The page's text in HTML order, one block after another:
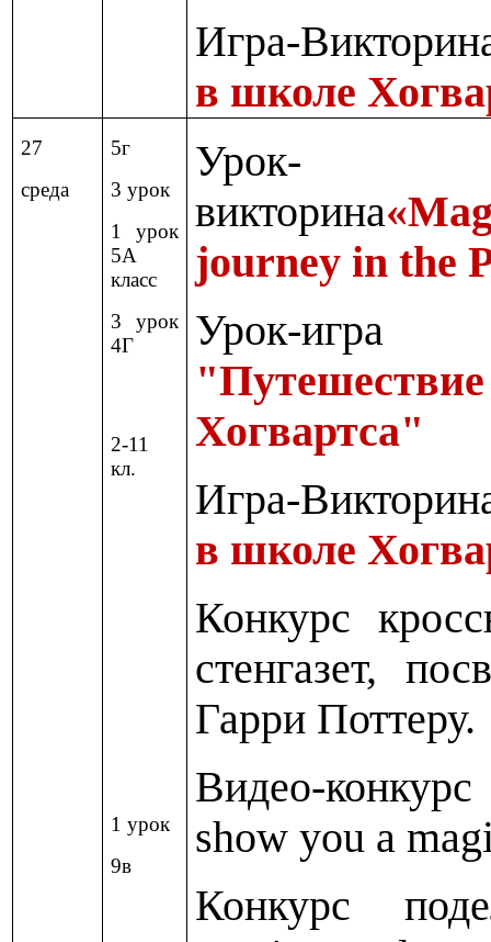
Игра-
в школе
27
среда
5г
3 урок
1 урок
5А
класс
3 урок
4Г
2-11
кл.
1 урок
9в
Урок-
викторина
journey in the
Урок-игра
Хогвартса"
Игра-
в школе
Конкурс
стенгазет,
Гарри Поттеру.
Видео-конкурс
show you a
Конкурс